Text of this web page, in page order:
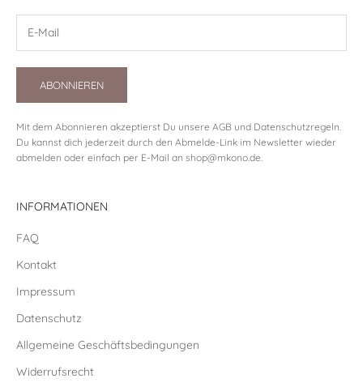
ABONNIEREN
Mit dem Abonnieren akzeptierst Du unsere AGB und Datenschutzregeln.
Du kannst dich jederzeit durch den Abmelde-Link im Newsletter wieder
abmelden oder einfach per E-Mail an shop@mkono.de.
INFORMATIONEN
FAQ
Kontakt
Impressum
Datenschutz
Allgemeine Geschäftsbedingungen
Widerrufsrecht